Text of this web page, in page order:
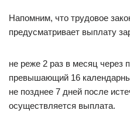
Напомним, что трудовое
предусматривает выплату
не реже 2 раз в месяц через
превышающий 16
не позднее 7 дней после
осуществляется выплата.